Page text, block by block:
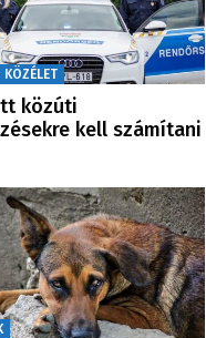
közúti
kell számítani